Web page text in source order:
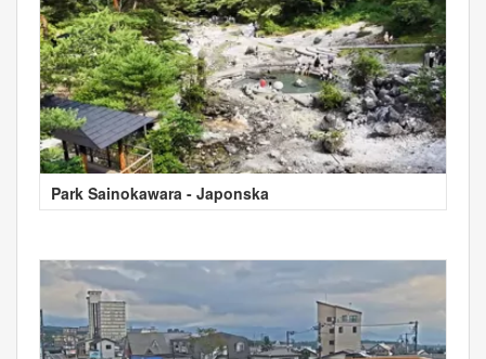
Park Sainokawara - Japonska